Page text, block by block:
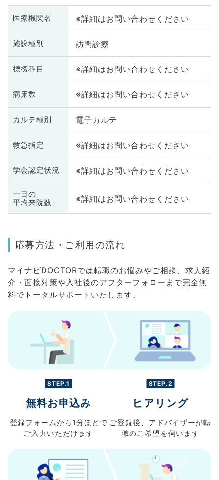
医療機関名 ※詳細はお問い合わせください
施設種別 訪問診療
標榜科目 ※詳細はお問い合わせください
病床数 ※詳細はお問い合わせください
カルテ種別 電子カルテ
救急指定 ※詳細はお問い合わせください
学会認定状況 ※詳細はお問い合わせください
一日の
平均来院数
※詳細はお問い合わせください
応募方法・ご利用の流れ
マイナビDOCTORでは転職のお悩みやご相談、求人紹
介・面接対策や入社後のアフターフォローまで完全無
料でトータルサポートいたします。
STEP.1
無料お申込み
登録フォームから 1分ほどで
ご入力 いただけます
STEP.2
ヒアリング
ご登録後、 アドバイザーが転
職のご希望を伺います